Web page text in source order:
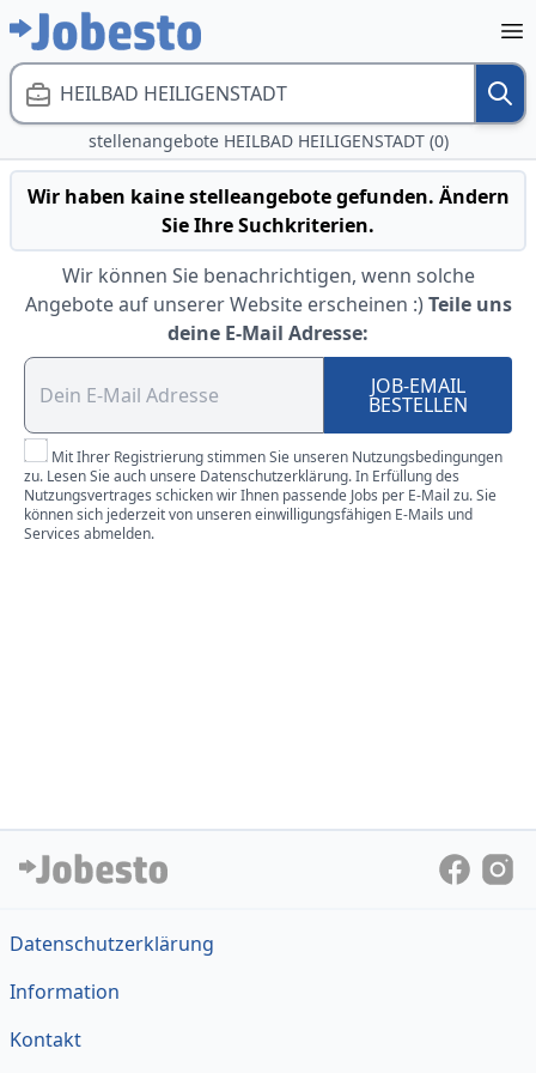
HEILBAD HEILIGENSTADT
stellenangebote HEILBAD HEILIGENSTADT (0)
Wir haben kaine stelleangebote gefunden. Ändern
Sie Ihre Suchkriterien.
Wir können Sie benachrichtigen, wenn solche
Angebote auf unserer Website erscheinen :) Teile uns
deine E-Mail Adresse:
JOB-EMAIL
BESTELLEN
Mit Ihrer Registrierung stimmen Sie unseren Nutzungsbedingungen
zu. Lesen Sie auch unsere Datenschutzerklärung. In Erfüllung des
Nutzungsvertrages schicken wir Ihnen passende Jobs per E-Mail zu. Sie
können sich jederzeit von unseren einwilligungsfähigen E-Mails und
Services abmelden.
Datenschutzerklärung
Information
Kontakt